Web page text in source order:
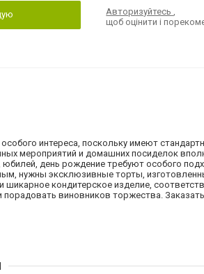
Авторизуйтесь,
щоб оцінити і
интереса, поскольку имеют
мероприятий и домашних посиделок
день рождение требуют особого
нужны эксклюзивные торты,
кондитерское изделие,
порадовать виновников торжества.